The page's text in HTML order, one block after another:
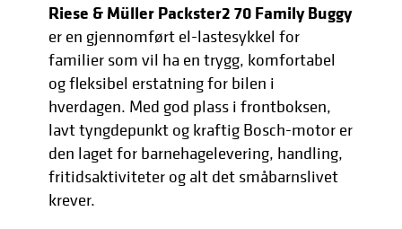
Riese & Müller Packster2 70 Family Buggy
er en gjennomført el-lastesykkel for
familier som vil ha en trygg, komfortabel
og fleksibel erstatning for bilen i
hverdagen. Med god plass i frontboksen,
lavt tyngdepunkt og kraftig Bosch-motor er
den laget for barnehagelevering, handling,
fritidsaktiviteter og alt det småbarnslivet
krever.